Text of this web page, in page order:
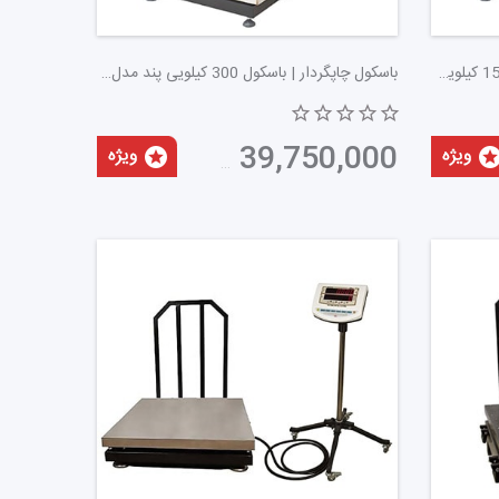
اندازه‌گیری وزن‌های سنگین، در حوزه‌هایی
اولیه، محصولات نهایی و یا بارهای سنگین مورد
با نیازهای خاص هر صنعت را فراهم می‌کند.
شده‌اند که کارایی آن‌ها را افزایش می‌دهد.
که در خرید باسکول صنعتی انجام می‌شود، توجه به
باسکول بارکد زن | قیمت باسکول پند 150 کیلویی PX9000 Storm P باسکول چاپگردار | باسکول 300 کیلویی پند مدل PX9000 Storm P
39,750,000